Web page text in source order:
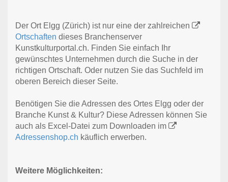
Der Ort Elgg (Zürich) ist nur eine der zahlreichen
Ortschaften dieses Branchenserver
Kunstkulturportal.ch. Finden Sie einfach Ihr
gewünschtes Unternehmen durch die Suche in der
richtigen Ortschaft. Oder nutzen Sie das Suchfeld im
oberen Bereich dieser Seite.
Benötigen Sie die Adressen des Ortes Elgg oder der
Branche Kunst & Kultur? Diese Adressen können Sie
auch als Excel-Datei zum Downloaden im
Adressenshop.ch käuflich erwerben.
Weitere Möglichkeiten: